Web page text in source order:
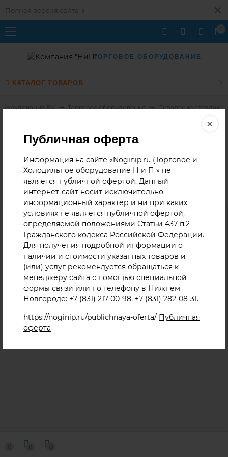
Публичная оферта
Информация на сайте «Noginip.ru (Торговое и
Холодильное оборудование Н и П » не
является публичной офертой. Данный
интернет-сайт носит исключительно
информационный характер и ни при каких
условиях не является публичной офертой,
определяемой положениями Статьи 437 п.2
Гражданского кодекса Российской Федерации.
Для получения подробной информации о
наличии и стоимости указанных товаров и
(или) услуг рекомендуется обращаться к
менеджеру сайта с помощью специальной
формы связи или по телефону в Нижнем
Новгороде: +7 (831) 217-00-98, +7 (831) 282-08-31.
https://noginip.ru/publichnaya-oferta/ Публичная
оферта
×
Полная версия сайта
ТОРГОВОЕ ОБОРУДОВАНИЕ
КАТАЛОГ ТОВАРОВ
БУ Торговое оборудование Складские стеллажи
В этой категории нет ни одного товара.
+7 (908) 739-32-99 +7 (910) 892-76-36
+7 (831) 217-00-98
г. Нижний Новгород, ул. Нартова д.6 корп. 2.
Nogser@yandex.ru Пн-Пт 09:00—17:00
Мы в соц.сетях